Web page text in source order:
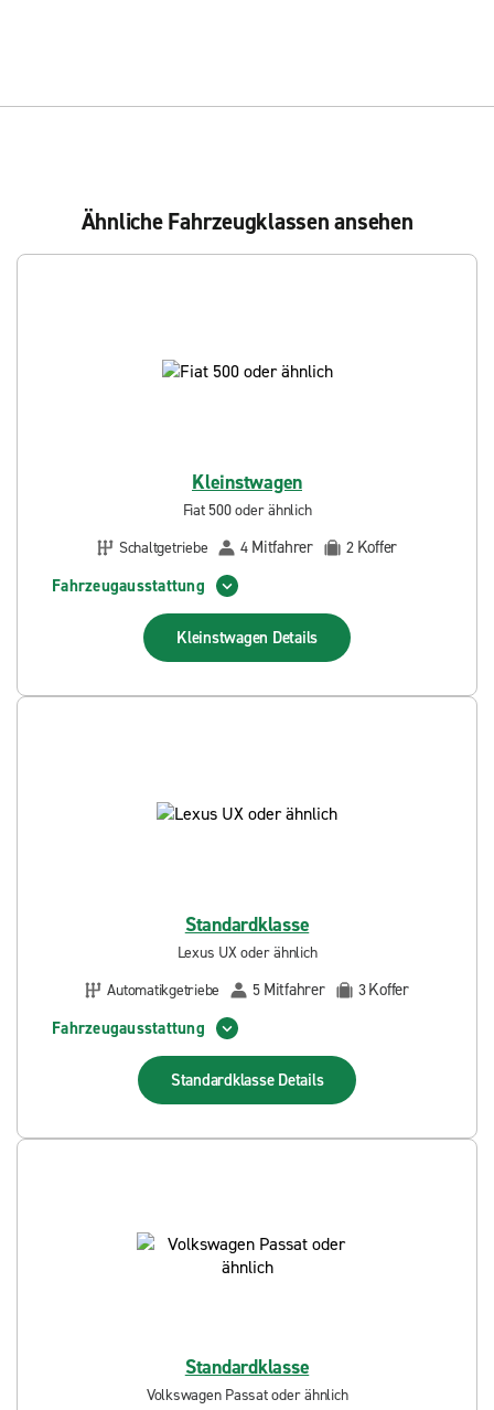
Ähnliche Fahrzeugklassen ansehen
Kleinstwagen
Fiat 500 oder ähnlich
Schaltgetriebe
4 Mitfahrer 2 Koffer
Fahrzeugausstattung
Kleinstwagen Details
Standardklasse
Lexus UX oder ähnlich
Automatikgetriebe
5 Mitfahrer 3Koffer
Fahrzeugausstattung
Standardklasse Details
Standardklasse
Volkswagen Passat oder ähnlich